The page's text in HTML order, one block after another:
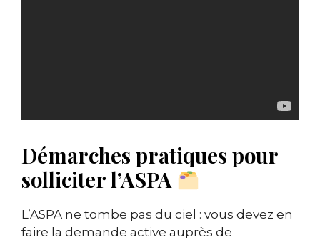
Démarches pratiques pour
solliciter l’ASPA
L’ASPA ne tombe pas du ciel : vous devez en
faire la demande active auprès de